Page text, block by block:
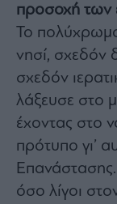
Life
&
Style
Υγεία
Architecture
&
Design
Fashion
&
Art
Watches
προσοχή των
Το
νησί, σχεδόν
σχεδόν
λάξευσε στο
έχοντας στο
πρότυπο γι’
όσο λίγοι